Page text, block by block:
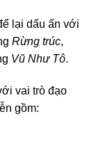
lại dấu ấn với
Rừng trúc,
Vũ Như Tô.
vai trò đạo
gồm: